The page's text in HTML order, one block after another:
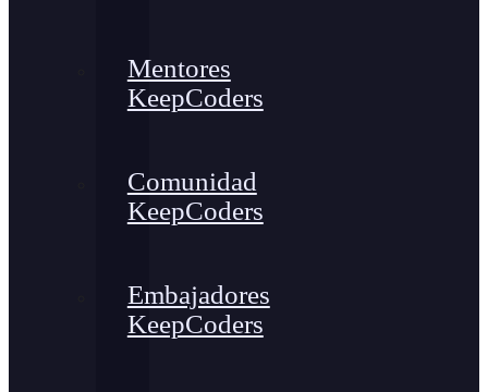
Mentores
KeepCoders
Comunidad
KeepCoders
Embajadores
KeepCoders